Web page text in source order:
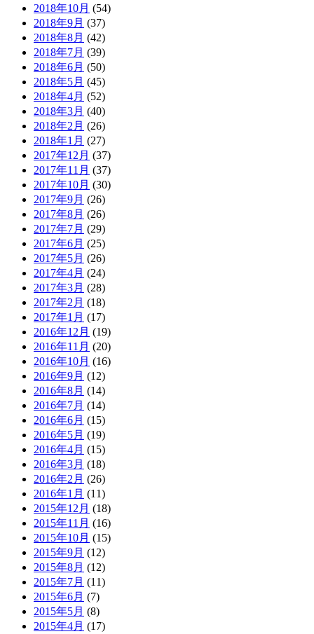
2018年10月 (54)
2018年9月 (37)
2018年8月 (42)
2018年7月 (39)
2018年6月 (50)
2018年5月 (45)
2018年4月 (52)
2018年3月 (40)
2018年2月 (26)
2018年1月 (27)
2017年12月 (37)
2017年11月 (37)
2017年10月 (30)
2017年9月 (26)
2017年8月 (26)
2017年7月 (29)
2017年6月 (25)
2017年5月 (26)
2017年4月 (24)
2017年3月 (28)
2017年2月 (18)
2017年1月 (17)
2016年12月 (19)
2016年11月 (20)
2016年10月 (16)
2016年9月 (12)
2016年8月 (14)
2016年7月 (14)
2016年6月 (15)
2016年5月 (19)
2016年4月 (15)
2016年3月 (18)
2016年2月 (26)
2016年1月 (11)
2015年12月 (18)
2015年11月 (16)
2015年10月 (15)
2015年9月 (12)
2015年8月 (12)
2015年7月 (11)
2015年6月 (7)
2015年5月 (8)
2015年4月 (17)